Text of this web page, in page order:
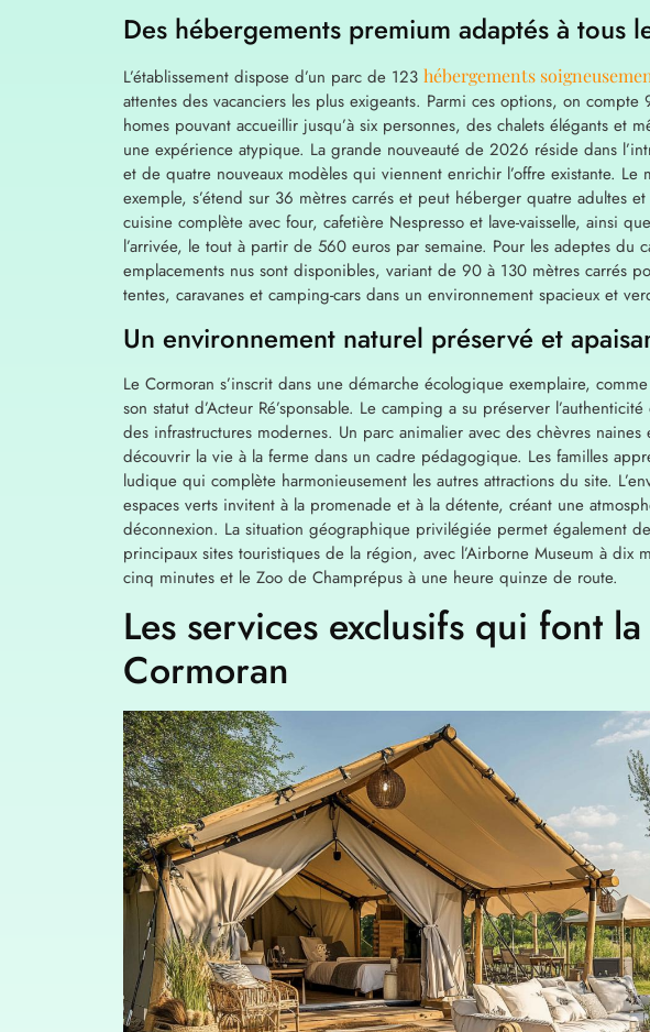
Des hébergements premium adaptés à tous
L’établissement dispose d’un parc de 123 hébergements
attentes des vacanciers les plus exigeants. Parmi ces options, on
homes pouvant accueillir jusqu’à six personnes, des chalets élégants et
une expérience atypique. La grande nouveauté de 2026 réside dans
et de quatre nouveaux modèles qui viennent enrichir l’offre existante. Le
exemple, s’étend sur 36 mètres carrés et peut héberger quatre adultes
cuisine complète avec four, cafetière Nespresso et lave-vaisselle, ainsi
l’arrivée, le tout à partir de 560 euros par semaine. Pour les adeptes du
emplacements nus sont disponibles, variant de 90 à 130 mètres carrés
tentes, caravanes et camping-cars dans un environnement spacieux et
Un environnement naturel préservé et
Le Cormoran s’inscrit dans une démarche écologique exemplaire,
son statut d’Acteur Ré’sponsable. Le camping a su préserver
des infrastructures modernes. Un parc animalier avec des chèvres
découvrir la vie à la ferme dans un cadre pédagogique. Les familles
ludique qui complète harmonieusement les autres attractions du site.
espaces verts invitent à la promenade et à la détente, créant une
déconnexion. La situation géographique privilégiée permet également
principaux sites touristiques de la région, avec l’Airborne Museum à dix
cinq minutes et le Zoo de Champrépus à une heure quinze de route.
Les services exclusifs qui font
Cormoran